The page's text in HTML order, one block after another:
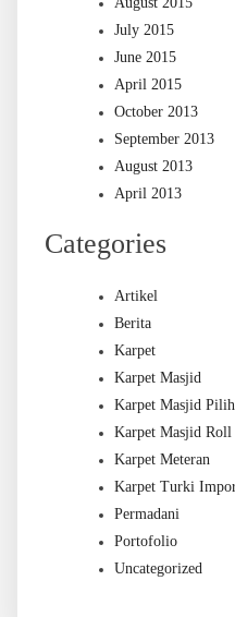
July 2015
June 2015
April 2015
October 2013
September 2013
August 2013
April 2013
Categories
Artikel
Berita
Karpet
Karpet Masjid
Karpet Masjid
Karpet Masjid Roll
Karpet Meteran
Karpet Turki
Permadani
Portofolio
Uncategorized